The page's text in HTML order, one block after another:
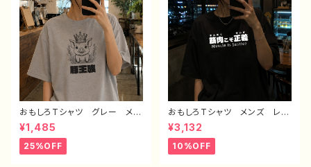
おもしろTシャツ グレー メン
ズ レディース 面白Tシャツ
かわいい おしゃれ イラス
ト ブタ 動物 ゆるかわ ゆ
るい ユニーク ネタ系 オリ
¥1,485
25%OFF
おもしろTシャツ メンズ レデ
ィース 面白Tシャツ 文字
ネタTシャツ かわいい おしゃ
れ 個性的 おすすめ 半袖シ
ャツ デザイン コラボ オリ
¥3,132
10%OFF